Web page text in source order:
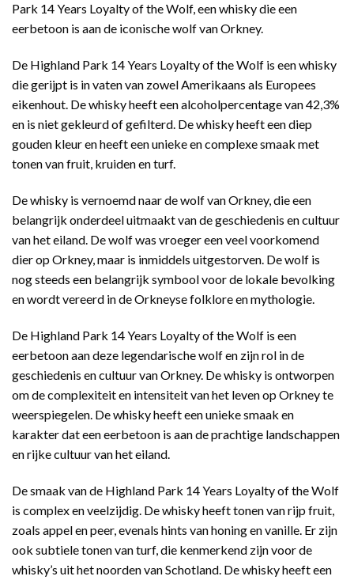
Park 14 Years Loyalty of the Wolf, een whisky die een
eerbetoon is aan de iconische wolf van Orkney.
De Highland Park 14 Years Loyalty of the Wolf is een whisky
die gerijpt is in vaten van zowel Amerikaans als Europees
eikenhout. De whisky heeft een alcoholpercentage van 42,3%
en is niet gekleurd of gefilterd. De whisky heeft een diep
gouden kleur en heeft een unieke en complexe smaak met
tonen van fruit, kruiden en turf.
De whisky is vernoemd naar de wolf van Orkney, die een
belangrijk onderdeel uitmaakt van de geschiedenis en cultuur
van het eiland. De wolf was vroeger een veel voorkomend
dier op Orkney, maar is inmiddels uitgestorven. De wolf is
nog steeds een belangrijk symbool voor de lokale bevolking
en wordt vereerd in de Orkneyse folklore en mythologie.
De Highland Park 14 Years Loyalty of the Wolf is een
eerbetoon aan deze legendarische wolf en zijn rol in de
geschiedenis en cultuur van Orkney. De whisky is ontworpen
om de complexiteit en intensiteit van het leven op Orkney te
weerspiegelen. De whisky heeft een unieke smaak en
karakter dat een eerbetoon is aan de prachtige landschappen
en rijke cultuur van het eiland.
De smaak van de Highland Park 14 Years Loyalty of the Wolf
is complex en veelzijdig. De whisky heeft tonen van rijp fruit,
zoals appel en peer, evenals hints van honing en vanille. Er zijn
ook subtiele tonen van turf, die kenmerkend zijn voor de
whisky’s uit het noorden van Schotland. De whisky heeft een